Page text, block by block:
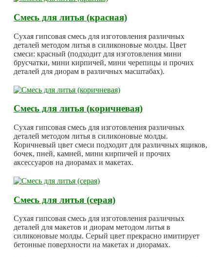
Смесь для литья (красная)
Сухая гипсовая смесь для изготовления различных
деталей методом литья в силиконовые молды. Цвет
смеси: красный (подходит для изготовления мини
брусчатки, мини кирпичей, мини черепицы и прочих
деталей для диорам в различных масштабах).
Смесь для литья (коричневая)
Сухая гипсовая смесь для изготовления различных
деталей методом литья в силиконовые молды.
Коричневый цвет смеси подходит для различных ящиков,
бочек, пней, камней, мини кирпичей и прочих
аксессуаров на диорамах и макетах.
Смесь для литья (серая)
Сухая гипсовая смесь для изготовления различных
деталей для макетов и диорам методом литья в
силиконовые молды. Серый цвет прекрасно имитирует
бетонные поверхности на макетах и диорамах.